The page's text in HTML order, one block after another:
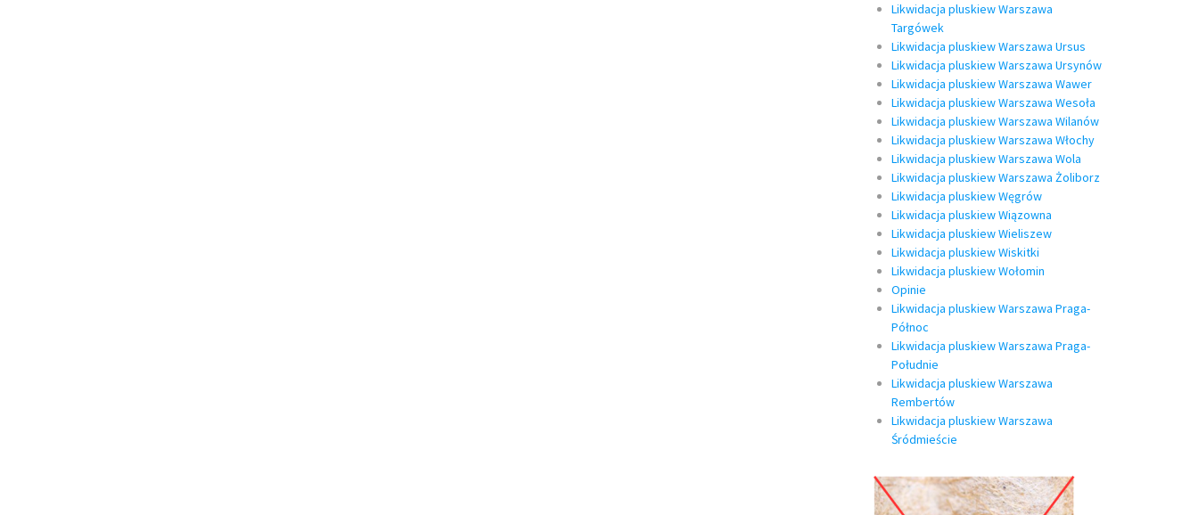
Likwidacja pluskiew Warszawa
Targówek
Likwidacja pluskiew Warszawa Ursus
Likwidacja pluskiew Warszawa Ursynów
Likwidacja pluskiew Warszawa Wawer
Likwidacja pluskiew Warszawa Wesoła
Likwidacja pluskiew Warszawa Wilanów
Likwidacja pluskiew Warszawa Włochy
Likwidacja pluskiew Warszawa Wola
Likwidacja pluskiew Warszawa Żoliborz
Likwidacja pluskiew Węgrów
Likwidacja pluskiew Wiązowna
Likwidacja pluskiew Wieliszew
Likwidacja pluskiew Wiskitki
Likwidacja pluskiew Wołomin
Opinie
Likwidacja pluskiew Warszawa Praga-
Północ
Likwidacja pluskiew Warszawa Praga-
Południe
Likwidacja pluskiew Warszawa
Rembertów
Likwidacja pluskiew Warszawa
Śródmieście